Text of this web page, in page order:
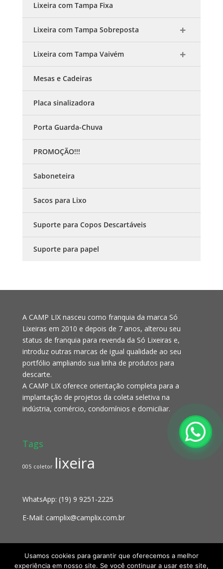
Lixeira com Tampa Fixa
Lixeira com Tampa Sobreposta
Lixeira com Tampa Vaivém
Mesas e Cadeiras
Placa sinalizadora
Porta Guarda-Chuva
PROMOÇÃO!!!
Saboneteira
Sacos para Lixo
Suporte para Copos Descartáveis
Suporte para papel
A CAMP LIX nasceu como franquia da marca Só
Lixeiras em 2010 e depois de 7 anos, alterou seu
status de franquia para revenda da Só Lixeiras e,
introduz outras marcas de igual qualidade ao seu
portfólio ampliando sua linha de produtos para
descarte.
A CAMP LIX oferece orientação completa para a
implantação de projetos da coleta seletiva na
indústria, comércio, condomínios e domiciliar.
Tags
005 coletor lixeira
WhatsApp: (19) 9 9251-2225
E-Mail: camplix@camplix.com.br
Usamos cookies para garantir que oferecemos a melhor
experiência em nosso site. Se você continuar a usar este site,